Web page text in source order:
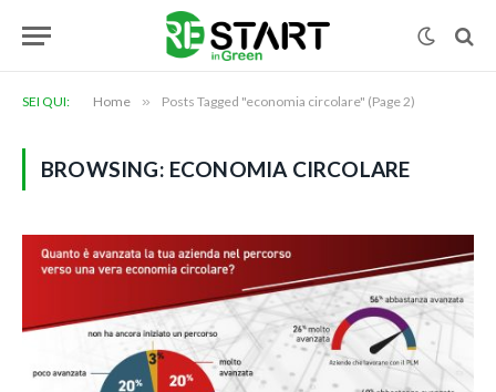
SEI QUI: Home » Posts Tagged "economia circolare" (Page 2)
BROWSING: ECONOMIA CIRCOLARE